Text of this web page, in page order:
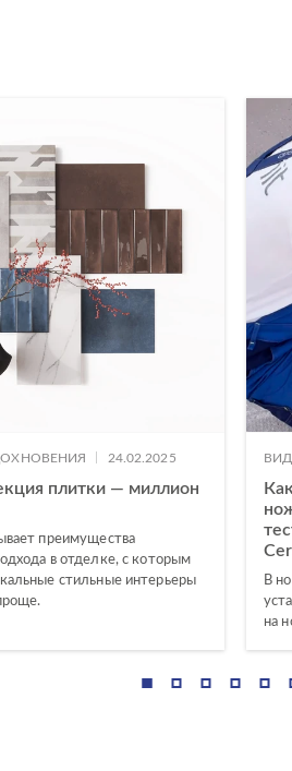
24.02.2025
плитки — миллион
преимущества
в отделке, с которым
стильные интерьеры
В
на